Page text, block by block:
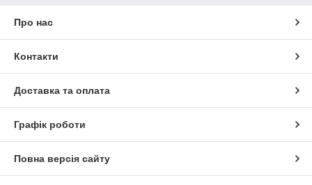
Про нас
Контакти
Доставка та оплата
Графік роботи
Повна версія сайту